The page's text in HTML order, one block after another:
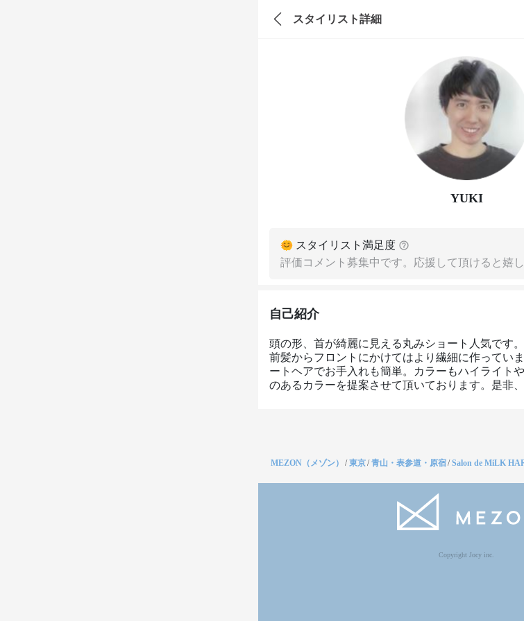
スタイリスト詳細
YUKI
スタイリスト満足度
評価コメント募集中です。応援して頂けると嬉し
自己紹介
頭の形、首が綺麗に見える丸みショート人気です
前髪からフロントにかけてはより繊細に作ってい
ートヘアでお手入れも簡単。カラーもハイライト
のあるカラーを提案させて頂いております。是非
MEZON（メゾン） /東京/青山・表参道・原宿/Salon de MiLK
Copyright Jocy inc.